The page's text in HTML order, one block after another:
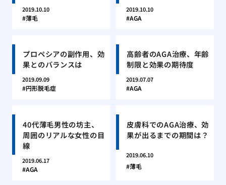
2019.10.10
薄毛
2019.10.10
AGA
プロペシアの副作用、効
果とのバランスは
2019.09.09
円形脱毛症
高齢者のAGA治療、年齢
制限と効果の期待度
2019.07.07
AGA
40代薄毛男性の坊主、
周囲のリアルな女性の目
線
2019.06.17
AGA
皮膚科でのAGA治療、効
果が出るまでの期間は？
2019.06.10
薄毛